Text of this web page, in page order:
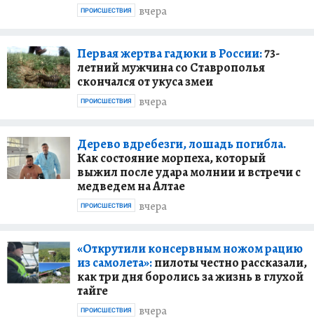
вчера
ПРОИСШЕСТВИЯ
Первая жертва гадюки в России:73-
летний мужчина со Ставрополья
скончался от укуса змеи
вчера
ПРОИСШЕСТВИЯ
Дерево вдребезги, лошадь погибла.
Как состояние морпеха, который
выжил после удара молнии и встречи с
медведем на Алтае
вчера
ПРОИСШЕСТВИЯ
«Открутили консервным ножом рацию
из самолета»:пилоты честно рассказали,
как три дня боролись за жизнь в глухой
тайге
вчера
ПРОИСШЕСТВИЯ